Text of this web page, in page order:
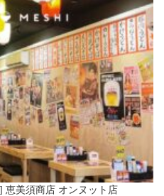
恵美須商店 オンヌット店